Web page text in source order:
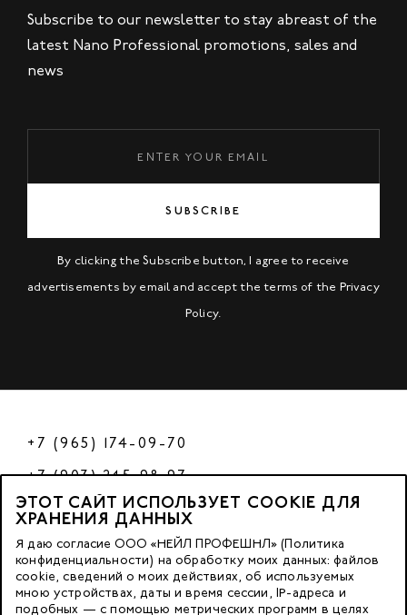
Subscribe to our newsletter to stay abreast of the
latest Nano Professional promotions, sales and
news
SUBSCRIBE
By clicking the Subscribe button, I agree to receive
advertisements by email and accept the terms of the Privacy
Policy.
+7 (965) 174-09-70
+7 (903) 245-98-97
РФ
© 2023 Nano Prof
ЭТОТ САЙТ ИСПОЛЬЗУЕТ COOKIE ДЛЯ
ХРАНЕНИЯ ДАННЫХ
Я даю согласие ООО «НЕЙЛ ПРОФЕШНЛ» (Политика
конфиденциальности) на обработку моих данных: файлов
cookie, сведений о моих действиях, об используемых
мною устройствах, даты и время сессии, IP-адреса и
подобных — с помощью метрических программ в целях